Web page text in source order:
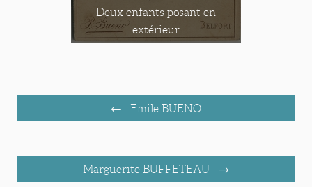
Deux enfants posant en
extérieur
Emile BUENO
Marguerite BUFFETEAU